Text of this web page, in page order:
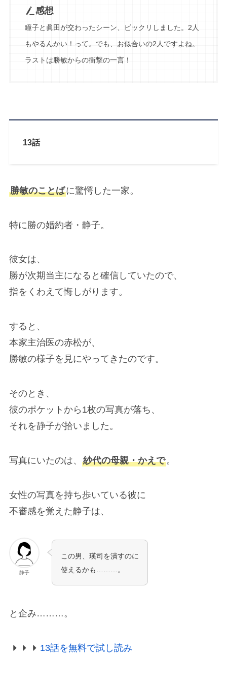
感想
瞳子と眞田が交わったシーン、ビックリしました。2人
もやるんかい！って。でも、お似合いの2人ですよね。
ラストは勝敏からの衝撃の一言！
13話
勝敏のことばに驚愕した一家。
特に勝の婚約者・静子。
彼女は、
勝が次期当主になると確信していたので、
指をくわえて悔しがります。
すると、
本家主治医の赤松が、
勝敏の様子を見にやってきたのです。
そのとき、
彼のポケットから1枚の写真が落ち、
それを静子が拾いました。
写真にいたのは、 紗代の母親・かえで。
女性の写真を持ち歩いている彼に
不審感を覚えた静子は、
静子
この男、瑛司を潰すのに
使えるかも………。
と企み………。
13話を無料で試し読み